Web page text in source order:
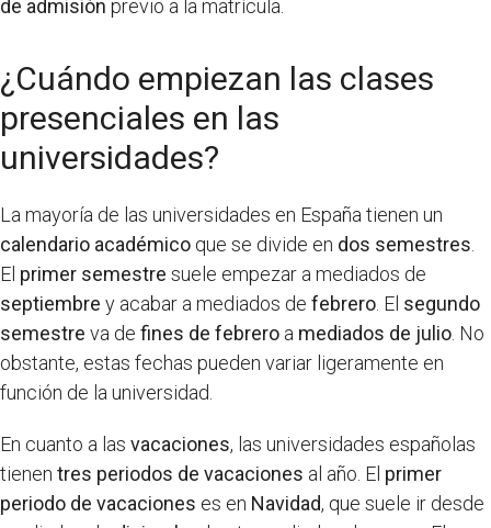
de admisión previo a la matrícula.
¿Cuándo empiezan las clases
presenciales en las
universidades?
La mayoría de las universidades en España tienen un
calendario académico que se divide en dos semestres
El primer semestre suele empezar a mediados de
septiembre y acabar a mediados de febrero . El segundo
semestre va de fines de febrero a mediados de julio . No
obstante, estas fechas pueden variar ligeramente en
función de la universidad.
En cuanto a las vacaciones, las universidades españolas
tienen tres periodos de vacaciones al año. El primer
periodo de vacaciones es en Navidad, que suele ir desde